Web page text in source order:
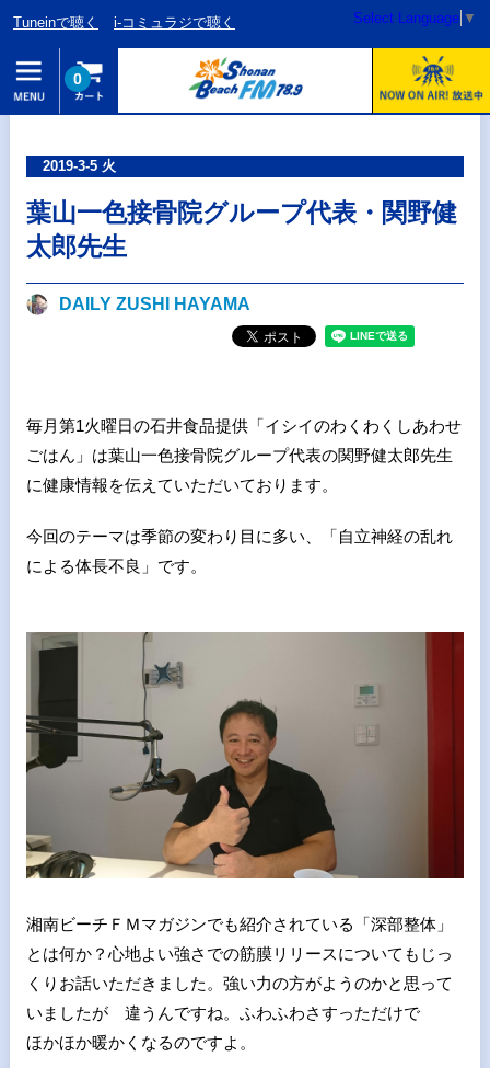
Tuneinで聴く i-コミュラジで聴く Select Language ▼
0
2019-3-5 火
葉山一色接骨院グループ代表・関野健
太郎先生
DAILY ZUSHI HAYAMA
毎月第1火曜日の石井食品提供「イシイのわくわくしあわせ
ごはん」は葉山一色接骨院グループ代表の関野健太郎先生
に健康情報を伝えていただいております。
今回のテーマは季節の変わり目に多い、「自立神経の乱れ
による体長不良」です。
湘南ビーチＦＭマガジンでも紹介されている「深部整体」
とは何か？心地よい強さでの筋膜リリースについてもじっ
くりお話いただきました。強い力の方がようのかと思って
いましたが 違うんですね。ふわふわさすっただけで
ほかほか暖かくなるのですよ。